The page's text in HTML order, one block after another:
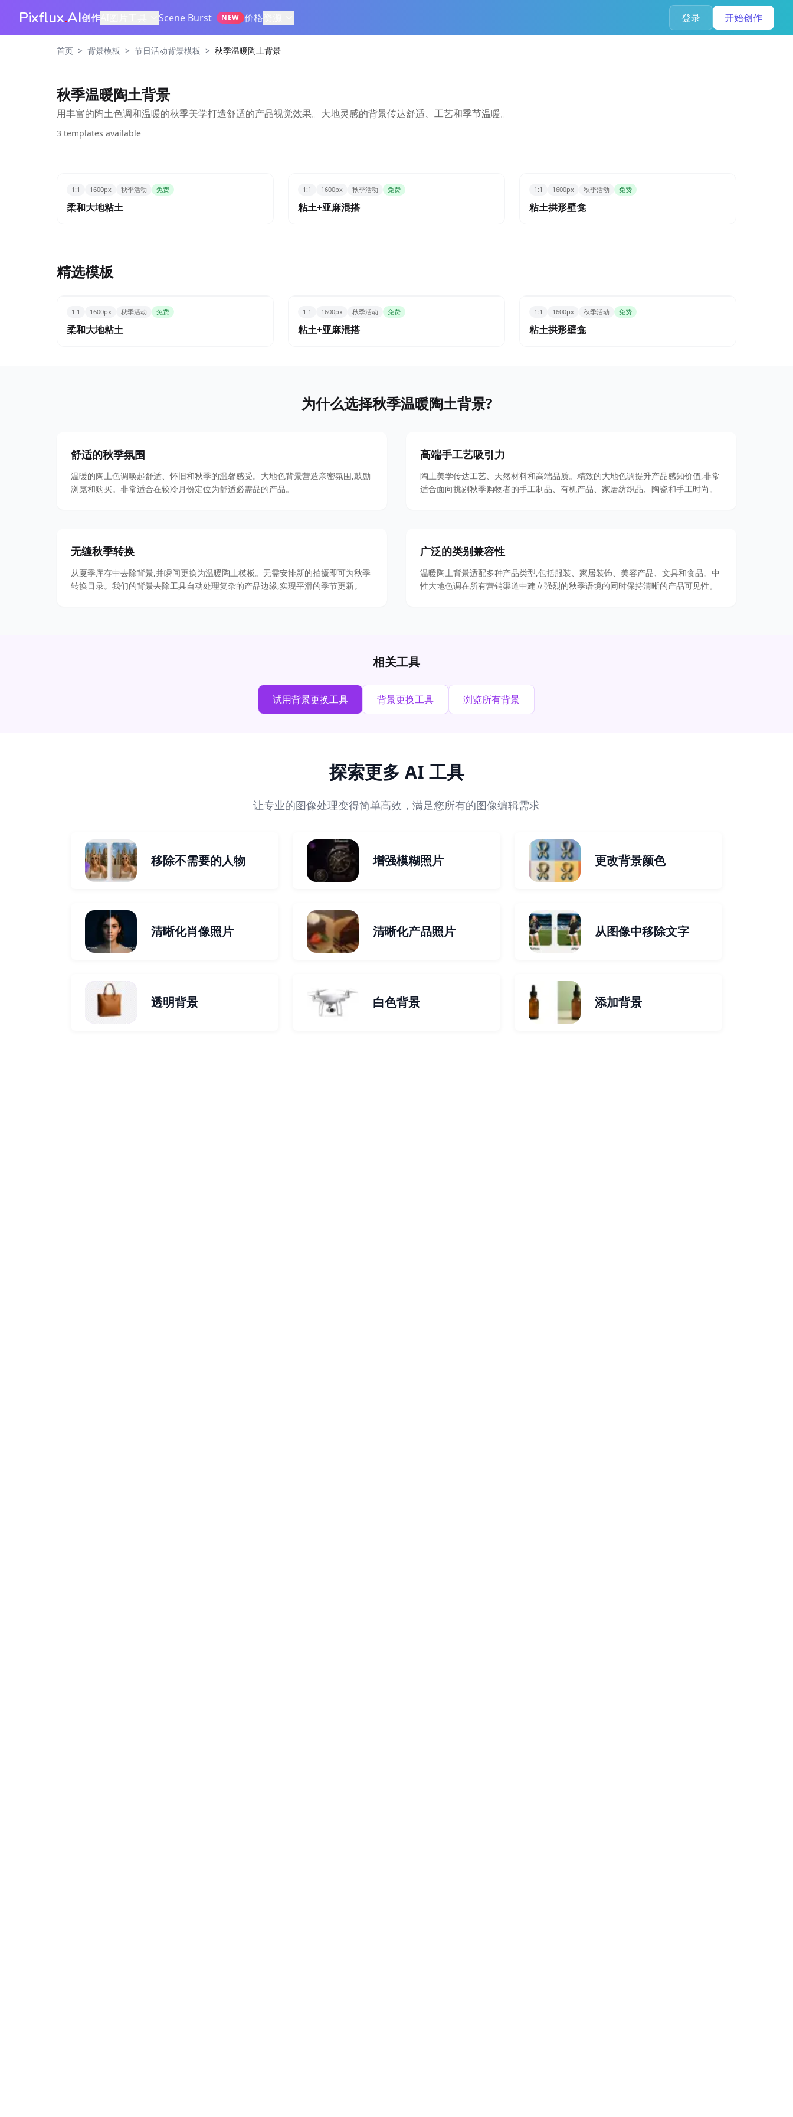
Pixflux.AI创作 Scene Burst NEW 价格 登录 开始创作
首页 > 背景模板 > 节日活动背景模板 > 秋季温暖陶土背景
秋季温暖陶土背景
用丰富的陶土色调和温暖的秋季美学打造舒适的产品视觉效果。大地灵感的背景传达舒适、工艺和季节温暖。
3 templates available
1:1 1600px 秋季活动 免费
柔和大地粘土
1:1 1600px 秋季活动 免费
粘土+亚麻混搭
1:1 1600px 秋季活动 免费
粘土拱形壁龛
精选模板
1:1 1600px 秋季活动 免费
柔和大地粘土
1:1 1600px 秋季活动 免费
粘土+亚麻混搭
1:1 1600px 秋季活动 免费
粘土拱形壁龛
为什么选择秋季温暖陶土背景?
舒适的秋季氛围
温暖的陶土色调唤起舒适、怀旧和秋季的温馨感受。大地色背景营造亲密氛围,鼓励
浏览和购买。非常适合在较冷月份定位为舒适必需品的产品。
高端手工艺吸引力
陶土美学传达工艺、天然材料和高端品质。精致的大地色调提升产品感知价值,非常
适合面向挑剔秋季购物者的手工制品、有机产品、家居纺织品、陶瓷和手工时尚。
无缝秋季转换
从夏季库存中去除背景,并瞬间更换为温暖陶土模板。无需安排新的拍摄即可为秋季
转换目录。我们的背景去除工具自动处理复杂的产品边缘,实现平滑的季节更新。
广泛的类别兼容性
温暖陶土背景适配多种产品类型,包括服装、家居装饰、美容产品、文具和食品。中
性大地色调在所有营销渠道中建立强烈的秋季语境的同时保持清晰的产品可见性。
相关工具
试用背景更换工具 背景更换工具 浏览所有背景
探索更多 AI 工具
让专业的图像处理变得简单高效，满足您所有的图像编辑需求
移除不需要的人物 增强模糊照片 更改背景颜色
清晰化肖像照片 清晰化产品照片 从图像中移除文字
透明背景 白色背景 添加背景